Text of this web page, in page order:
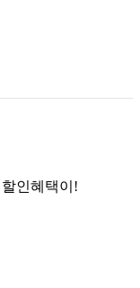
인혜택이!